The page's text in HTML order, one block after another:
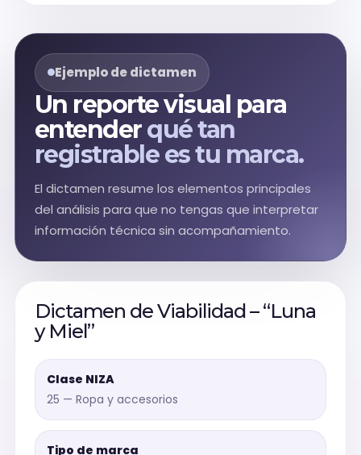
Ejemplo de dictamen
Un reporte visual para
entenderqué tan
registrable es tu marca.
El dictamen resume los elementos principales
del análisis para que no tengas que interpretar
información técnica sin acompañamiento.
Dictamen de Viabilidad – “Luna
y Miel”
Clase NIZA
25 — Ropa y accesorios
Tipo de marca